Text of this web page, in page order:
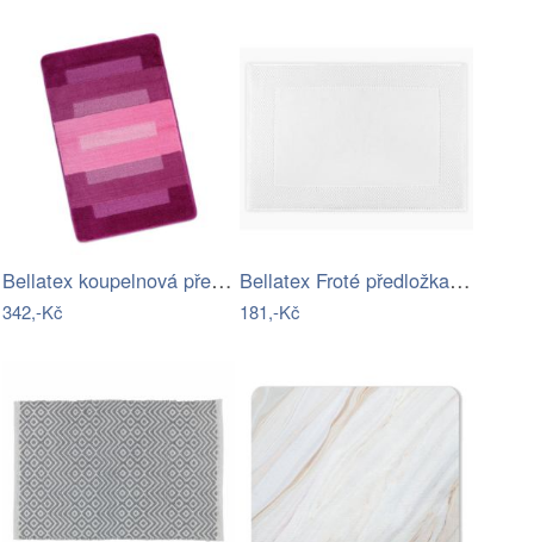
Bellatex koupelnová předložka BANY…
342,-Kč
Bellatex Froté předložka 50x70 cm bílá
181,-Kč